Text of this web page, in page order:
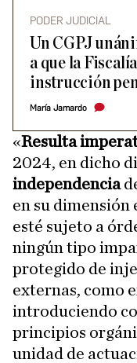
PODER JUDICIAL
Un CGPJ
a que la
instrucción
María Jamardo
«Resulta
2024, en dicho
independencia
en su dimensión
esté sujeto a
ningún tipo
protegido de
externas, como
introduciendo
principios
unidad de